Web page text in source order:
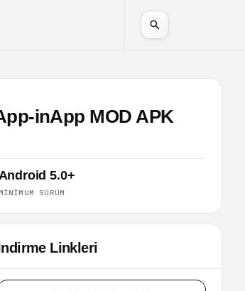
inApp MOD APK
5.0+
MINIMUM SÜRÜM
Linkleri